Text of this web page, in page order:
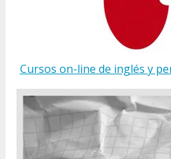
Cursos on-line de inglés y